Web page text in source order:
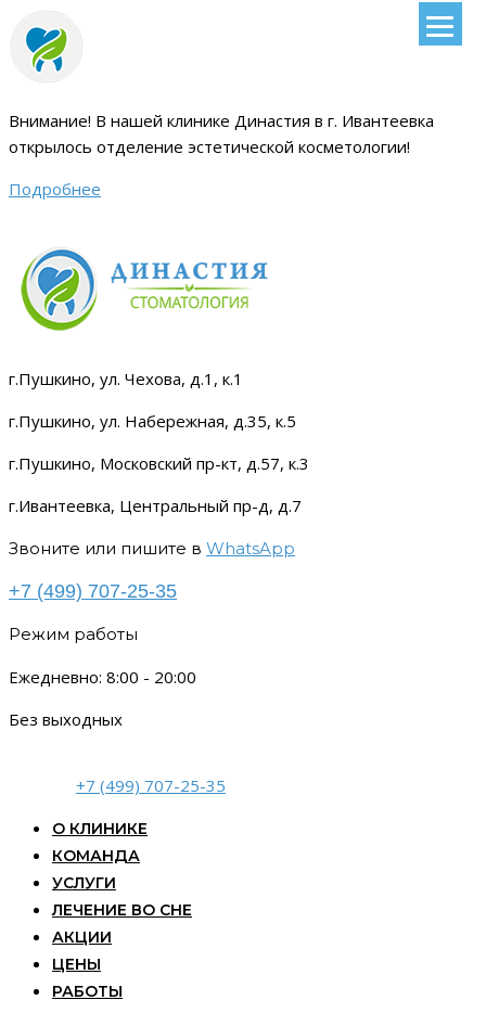
Внимание! В нашей клинике Династия в г. Ивантеевка
открылось отделение эстетической косметологии!
Подробнее
г.Пушкино, ул. Чехова, д.1, к.1
г.Пушкино, ул. Набережная, д.35, к.5
г.Пушкино, Московский пр-кт, д.57, к.3
г.Ивантеевка, Центральный пр-д, д.7
Звоните или пишите в WhatsApp
+7 (499) 707-25-35
Режим работы
Ежедневно: 8:00 - 20:00
Без выходных
+7 (499) 707-25-35
О КЛИНИКЕ
КОМАНДА
УСЛУГИ
ЛЕЧЕНИЕ ВО СНЕ
АКЦИИ
ЦЕНЫ
РАБОТЫ